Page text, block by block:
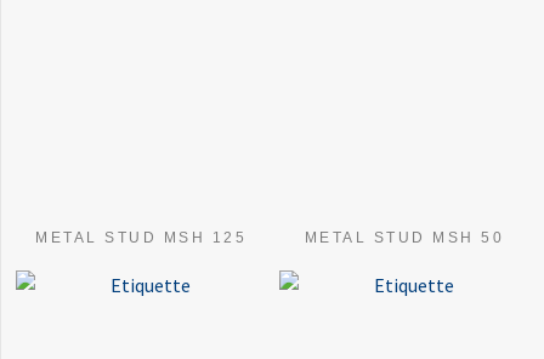
METAL STUD MSH 125 METAL STUD MSH 50